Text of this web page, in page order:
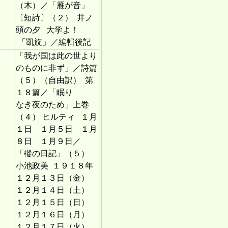
（木）／「雁が音」
〔短詩〕（２） 井ノ
頭の夕 大学よ！
「凱旋」／編輯後記
「我が国は此の世より
のものに非ず」／詩篇
（５）（自由訳） 第
１８篇／「眠り
なき夜のため」上巻
（４） ヒルティ １月
１日 １月５日 １月
８日 １月９日／
「樅の日記」（５）
小池政美 １９１８年
１２月１３日（金）
１２月１４日（土）
１２月１５日（日）
１２月１６日（月）